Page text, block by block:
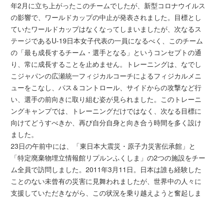
年2月に立ち上がったこのチームでしたが、新型コロナウイルス
の影響で、ワールドカップの中止が発表されました。目標とし
ていたワールドカップはなくなってしまいましたが、次なるス
テージであるU-19日本女子代表の一員になるべく、このチーム
の「最も成長するチーム・選手となる」というコンセプトの通
り、常に成長することを止めません。トレーニングは、なでし
こジャパンの広瀬統一フィジカルコーチによるフィジカルメニ
ューをこなし、パス＆コントロール、サイドからの攻撃など行
い、選手の前向きに取り組む姿が見られました。このトレーニ
ングキャンプでは、トレーニングだけではなく、次なる目標に
向けてどうすべきか、再び自分自身と向き合う時間を多く設け
ました。
23日の午前中には、「東日本大震災・原子力災害伝承館」と
「特定廃棄物埋立情報館リプルンふくしま」の2つの施設をチー
ム全員で訪問しました。2011年3月11日。日本は誰も経験した
ことのない未曾有の災害に見舞われましたが、世界中の人々に
支援していただきながら、この状況を乗り越えようと奮起しま